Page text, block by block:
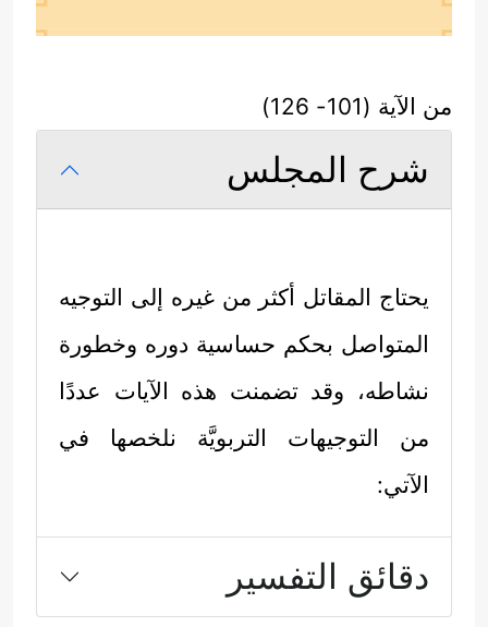
من الآية (101- 126)
شرح المجلس
يحتاج المقاتل أكثر من غيره إلى التوجيه
المتواصل بحكم حساسية دوره وخطورة
نشاطه، وقد تضمنت هذه الآيات عددًا
من التوجيهات التربويَّة نلخصها في
الآتي:
أولًا: إقامة الصلاة، وهي صلاةٌ خاصةٌ
دقائق التفسير